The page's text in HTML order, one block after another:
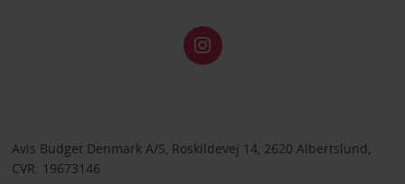
Avis Budget Denmark A/S, Roskildevej 14, 2620 Albertslund,
CVR: 19673146